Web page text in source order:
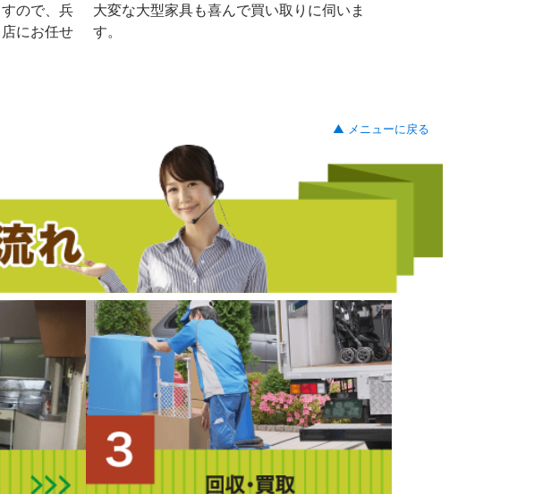
ので、兵
にお任せ
大変な大型家具も喜んで買い取りに伺いま
す。
▲ メニューに戻る